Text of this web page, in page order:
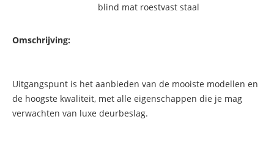
blind mat roestvast staal
Omschrijving:
Uitgangspunt is het aanbieden van de mooiste modellen en
de hoogste kwaliteit, met alle eigenschappen die je mag
verwachten van luxe deurbeslag.